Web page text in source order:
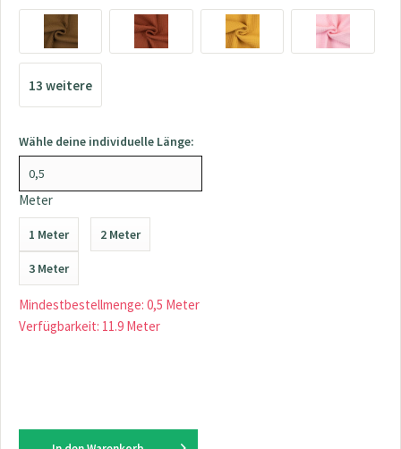
13 weitere
Wähle deine individuelle Länge:
Meter
1 Meter 2 Meter
3 Meter
Mindestbestellmenge: 0,5 Meter
Verfügbarkeit: 11.9 Meter